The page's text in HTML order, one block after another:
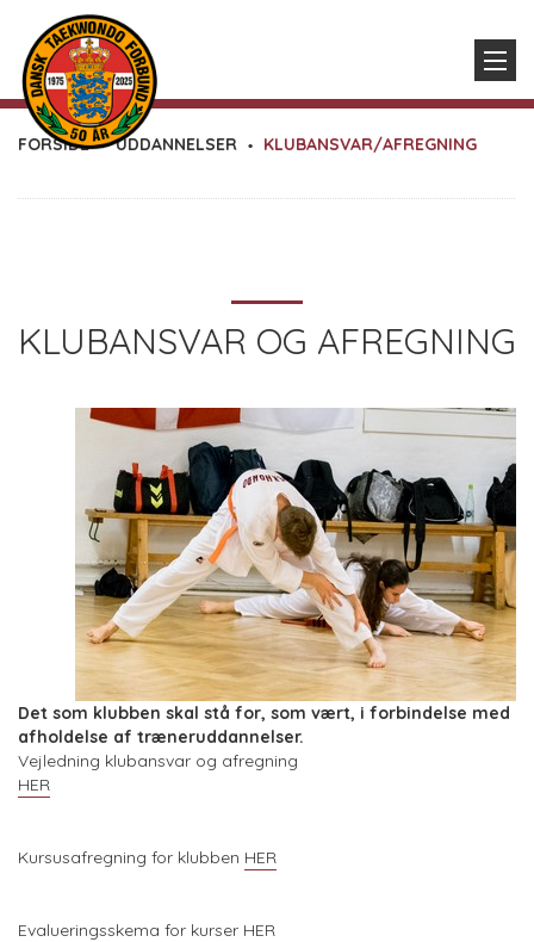
FORSIDE UDDANNELSER KLUBANSVAR/AFREGNING
KLUBANSVAR OG AFREGNING
Det som klubben skal stå for, som vært, i forbindelse med
afholdelse af træneruddannelser.
Vejledning klubansvar og afregning
HER
Kursusafregning for klubben HER
Evalueringsskema for kurser HER